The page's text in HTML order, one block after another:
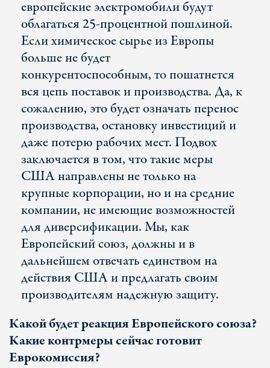
европейские электромобили будут
облагаться 25-процентной пошлиной.
Если химическое сырье из Европы
больше не будет
конкурентоспособным, то пошатнется
вся цепь поставок и производства. Да, к
сожалению, это будет означать перенос
производства, остановку инвестиций и
даже потерю рабочих мест. Подвох
заключается в том, что такие меры
США направлены не только на
крупные корпорации, но и на средние
компании, не имеющие возможностей
для диверсификации. Мы, как
Европейский союз, должны и в
дальнейшем отвечать единством на
действия США и предлагать своим
производителям надежную защиту.
Какой будет реакция Европейского союза?
Какие контрмеры сейчас готовит
Еврокомиссия?